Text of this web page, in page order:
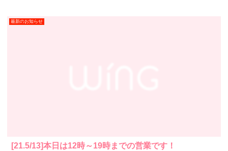
最新のお知らせ
[21.5/13]本日は12時～19時までの営業です！